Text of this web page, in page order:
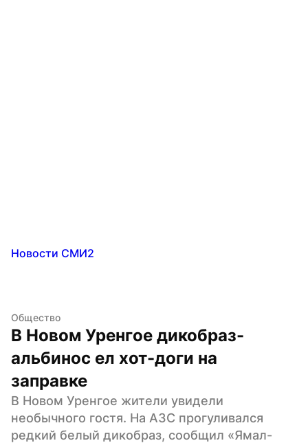
Новости СМИ2
Общество
В Новом Уренгое дикобраз-
альбинос ел хот-доги на
заправке
В Новом Уренгое жители увидели
необычного гостя. На АЗС прогуливался
редкий белый дикобраз, сообщил «Ямал-